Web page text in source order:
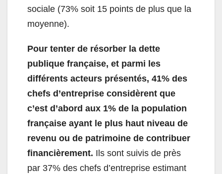
sociale (73% soit 15 points de plus que la
moyenne).
Pour tenter de résorber la dette
publique française, et parmi les
différents acteurs présentés, 41% des
chefs d’entreprise considèrent que
c’est d’abord aux 1% de la population
française ayant le plus haut niveau de
revenu ou de patrimoine de contribuer
financièrement. Ils sont suivis de près
par 37% des chefs d’entreprise estimant